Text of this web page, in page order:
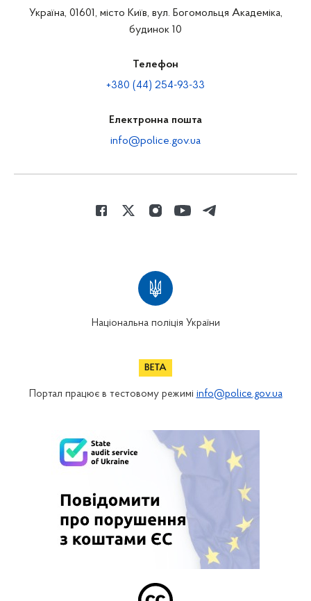
Україна, 01601, місто Київ, вул. Богомольця Академіка,
будинок 10
Телефон
+380 (44) 254-93-33
Електронна пошта
info@police.gov.ua
Національна поліція України
Портал працює в тестовому режимі info@police.gov.ua